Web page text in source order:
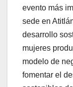
evento más
sede en
desarrollo
mujeres
modelo de
fomentar el